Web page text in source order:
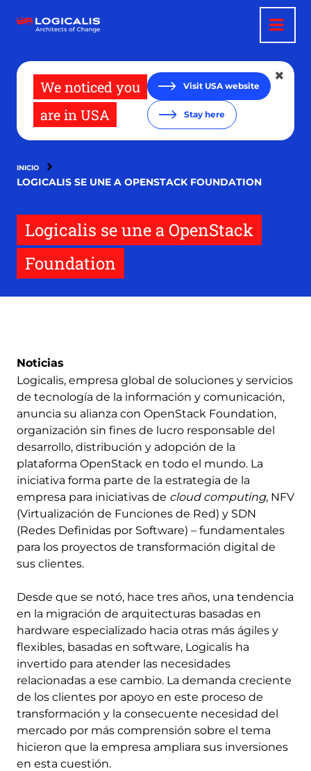
contenido
We noticed you
are in USA
Visit USA website
Stay here
INICIO
LOGICALIS SE UNE A OPENSTACK FOUNDATION
Logicalis se une a OpenStack
Foundation
Noticias
Logicalis, empresa global de soluciones y servicios
de tecnología de la información y comunicación,
anuncia su alianza con OpenStack Foundation,
organización sin fines de lucro responsable del
desarrollo, distribución y adopción de la
plataforma OpenStack en todo el mundo. La
iniciativa forma parte de la estrategia de la
empresa para iniciativas de cloud computing, NFV
(Virtualización de Funciones de Red) y SDN
(Redes Definidas por Software) – fundamentales
para los proyectos de transformación digital de
sus clientes.
Desde que se notó, hace tres años, una tendencia
en la migración de arquitecturas basadas en
hardware especializado hacia otras más ágiles y
flexibles, basadas en software, Logicalis ha
invertido para atender las necesidades
relacionadas a ese cambio. La demanda creciente
de los clientes por apoyo en este proceso de
transformación y la consecuente necesidad del
mercado por más comprensión sobre el tema
hicieron que la empresa ampliara sus inversiones
en esta cuestión.